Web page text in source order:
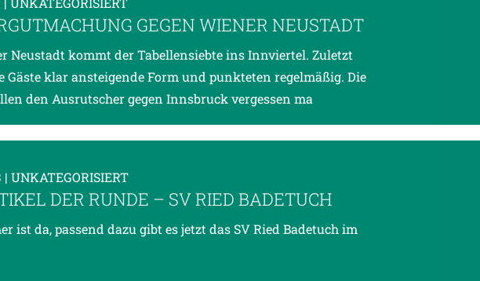
GEGEN WIENER NEUSTADT
Neustadt kommt der Tabellensiebte ins Innviertel. Zuletzt
Gäste klar ansteigende Form und punkteten regelmäßig. Die
den Ausrutscher gegen Innsbruck vergessen ma
| UNKATEGORISIERT
DER RUNDE – SV RIED BADETUCH
ist da, passend dazu gibt es jetzt das SV Ried Badetuch im